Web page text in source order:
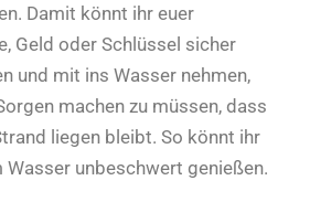
Damit könnt ihr euer
Geld oder Schlüssel sicher
und mit ins Wasser nehmen,
machen zu müssen, dass
liegen bleibt. So könnt ihr
Wasser unbeschwert genießen.